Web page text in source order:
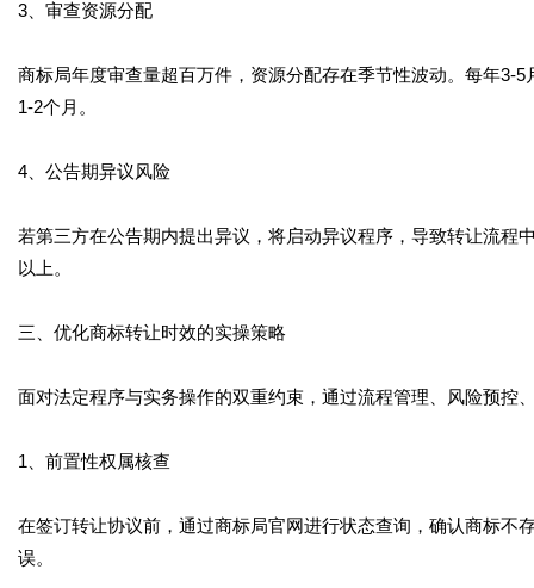
3、审查资源分配
商标局年度审查量超百万件，资源分配存在季节性波动。每年3-
1-2个月。
4、公告期异议风险
若第三方在公告期内提出异议，将启动异议程序，导致转让流程
以上。
三、优化商标转让时效的实操策略
面对法定程序与实务操作的双重约束，通过流程管理、风险预控
1、前置性权属核查
在签订转让协议前，通过商标局官网进行状态查询，确认商标不
误。